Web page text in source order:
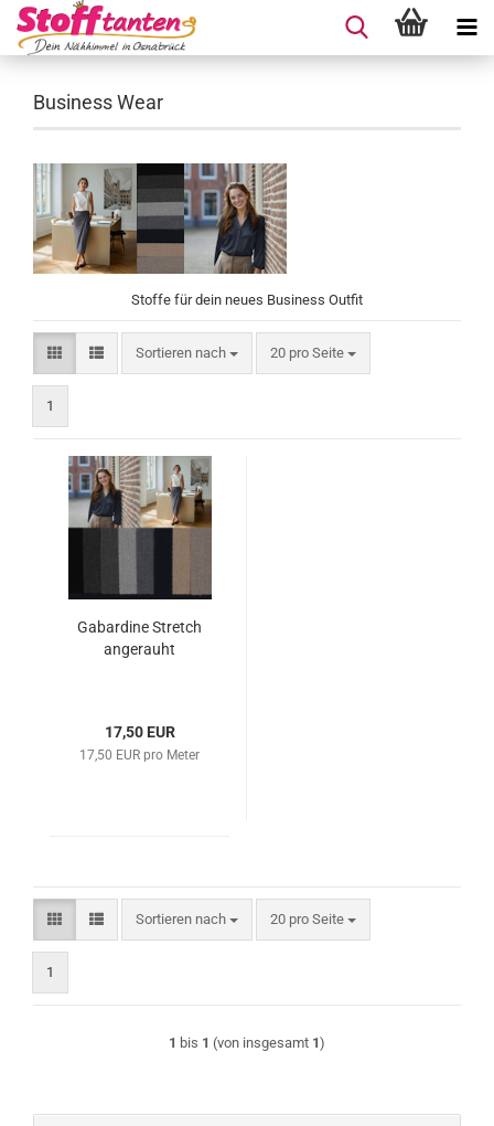
Business Wear
Stoffe für dein neues Business Outfit
Sortieren nach
Sortieren nach 20 pro Seite
pro Seite
1
Gabardine Stretch
angerauht
17,50 EUR
17,50 EUR pro Meter
Sortieren nach
Sortieren nach 20 pro Seite
pro Seite
1
1 bis 1 (von insgesamt 1)